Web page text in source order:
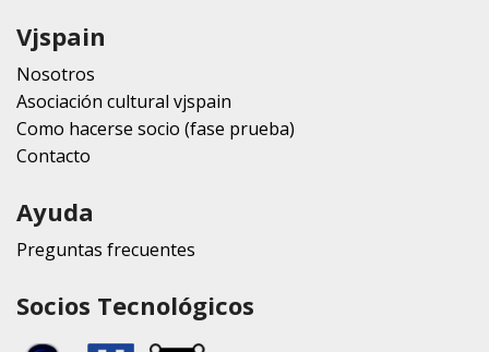
Vjspain
Nosotros
Asociación cultural vjspain
Como hacerse socio (fase prueba)
Contacto
Ayuda
Preguntas frecuentes
Socios Tecnológicos